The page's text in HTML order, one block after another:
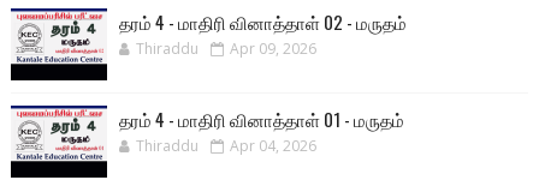
தரம் 4 - மாதிரி வினாத்தாள் 02 - மருதம்
Thiraddu Apr 09, 2026
தரம் 4 - மாதிரி வினாத்தாள் 01 - மருதம்
Thiraddu Apr 04, 2026